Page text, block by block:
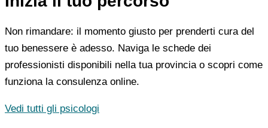
Non rimandare: il momento giusto per prenderti cura del
tuo benessere è adesso. Naviga le schede dei
professionisti disponibili nella tua provincia o scopri come
funziona la consulenza online.
Vedi tutti gli psicologi